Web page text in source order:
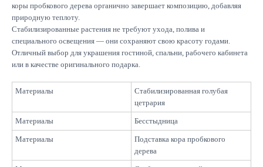
коры пробкового дерева органично завершает композицию, добавляя
природную теплоту.
Стабилизированные растения не требуют ухода, полива и
специального освещения — они сохраняют свою красоту годами.
Отличный выбор для украшения гостиной, спальни, рабочего кабинета
или в качестве оригинального подарка.
Материалы
Стабилизированная голубая
цетрария
Материалы Бесстыдница
Материалы
Подставка кора пробкового
дерева
Большие композиции
Каталог
Отправить
Подписывайтесь
на новинки и акции